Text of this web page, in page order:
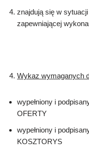
znajdują się w
zapewniającej
Wykaz wymaganych
wypełniony i
OFERTY
wypełniony i
KOSZTORYS